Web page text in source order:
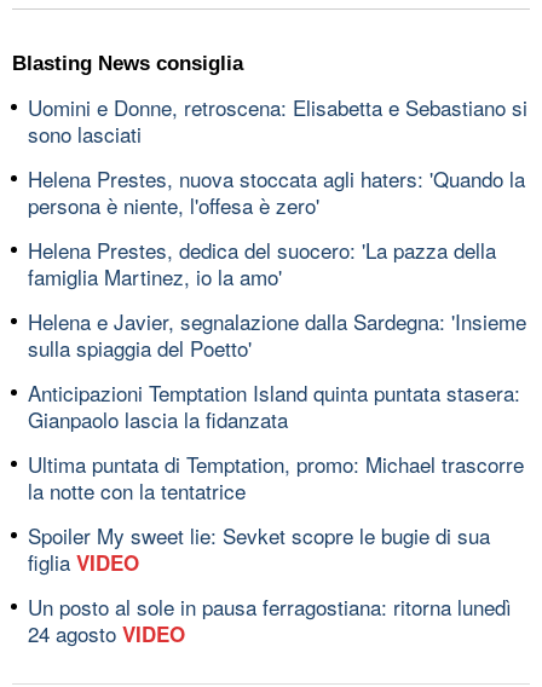
Blasting News consiglia
Uomini e Donne, retroscena: Elisabetta e Sebastiano si
sono lasciati
Helena Prestes, nuova stoccata agli haters: 'Quando la
persona è niente, l'offesa è zero'
Helena Prestes, dedica del suocero: 'La pazza della
famiglia Martinez, io la amo'
Helena e Javier, segnalazione dalla Sardegna: 'Insieme
sulla spiaggia del Poetto'
Anticipazioni Temptation Island quinta puntata stasera:
Gianpaolo lascia la fidanzata
Ultima puntata di Temptation, promo: Michael trascorre
la notte con la tentatrice
Spoiler My sweet lie: Sevket scopre le bugie di sua
figlia VIDEO
Un posto al sole in pausa ferragostiana: ritorna lunedì
24 agosto VIDEO